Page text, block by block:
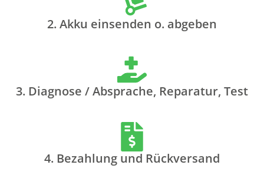
2. Akku einsenden o. abgeben
3. Diagnose / Absprache, Reparatur, Test
4. Bezahlung und Rückversand